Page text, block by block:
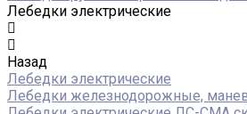
Лебедки электрические
Назад
Лебедки электрические
Лебедки железнодорожные,